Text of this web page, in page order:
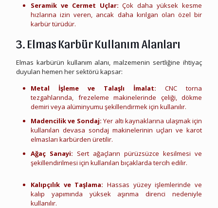
Seramik ve Cermet Uçlar: Çok daha yüksek kesme
hızlarına izin veren, ancak daha kırılgan olan özel bir
karbür türüdür.
3. Elmas Karbür Kullanım Alanları
Elmas karbürün kullanım alanı, malzemenin sertliğine ihtiyaç
duyulan hemen her sektörü kapsar:
Metal İşleme ve Talaşlı İmalat: CNC torna
tezgahlarında, frezeleme makinelerinde çeliği, dökme
demiri veya alüminyumu şekillendirmek için kullanılır.
Madencilik ve Sondaj: Yer altı kaynaklarına ulaşmak için
kullanılan devasa sondaj makinelerinin uçları ve karot
elmasları karbürden üretilir.
Ağaç Sanayi: Sert ağaçların pürüzsüzce kesilmesi ve
şekillendirilmesi için kullanılan bıçaklarda tercih edilir.
Kalıpçılık ve Taşlama: Hassas yüzey işlemlerinde ve
kalıp yapımında yüksek aşınma direnci nedeniyle
kullanılır.